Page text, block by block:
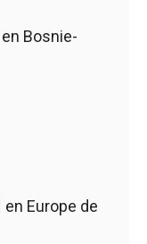
Bosnie-
Europe de